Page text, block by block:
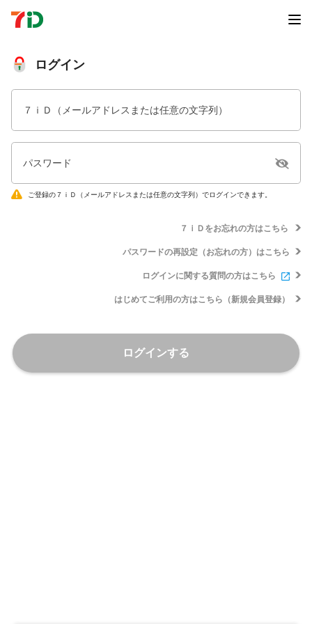
ログイン
７ｉＤ（メールアドレスまたは任意の文字列）
パスワード
ご登録の７ｉＤ（メールアドレスまたは任意の文字列）でログインできます。
７ｉＤをお忘れの方はこちら
パスワードの再設定（お忘れの方）はこちら
ログインに関する質問の方はこちら
はじめてご利用の方はこちら（新規会員登録）
ログインする